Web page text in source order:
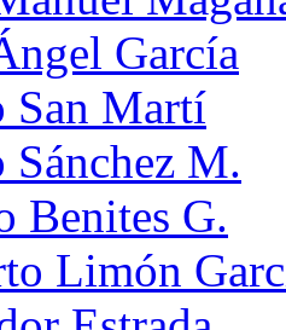
García
San Martí
M.
Benites G.
Limón